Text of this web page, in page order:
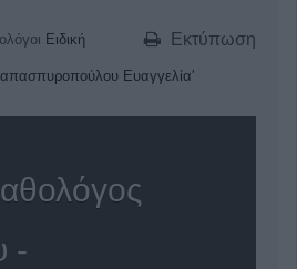
Εκτύπωση
Ειδική
Ευαγγελία'
-